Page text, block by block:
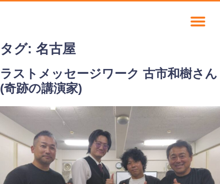
タグ: 名古屋
ラストメッセージワーク 古市和樹さん
(奇跡の講演家)